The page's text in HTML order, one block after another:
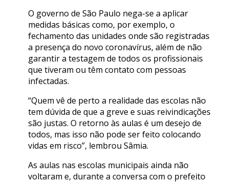
O governo de São Paulo nega-se a aplicar
medidas básicas como, por exemplo, o
fechamento das unidades onde são registradas
a presença do novo coronavírus, além de não
garantir a testagem de todos os profissionais
que tiveram ou têm contato com pessoas
infectadas.
“Quem vê de perto a realidade das escolas não
tem dúvida de que a greve e suas reivindicações
são justas. O retorno às aulas é um desejo de
todos, mas isso não pode ser feito colocando
vidas em risco”, lembrou Sâmia.
As aulas nas escolas municipais ainda não
voltaram e, durante a conversa com o prefeito